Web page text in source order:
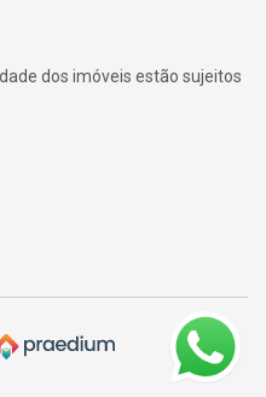
dos imóveis estão sujeitos